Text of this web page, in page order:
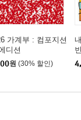
가계부 : 컴포지션
디션
원 (30% 할인)